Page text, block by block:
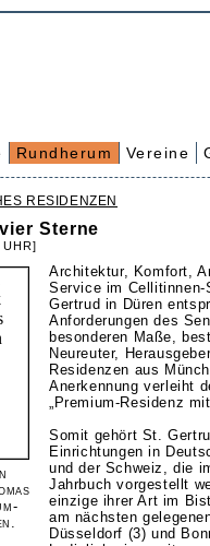
Rundherum Vereine
RESIDENZEN
Sterne
UHR]
Architektur, Komfort,
Service im Cellitinnen-
Gertrud in Düren
Anforderungen des
besonderen Maße,
Neureuter,
Residenzen aus
Anerkennung verleiht
„Premium-Residenz
Somit gehört St.
Einrichtungen in
und der Schweiz, die
Jahrbuch vorgestellt
einzige ihrer Art im
am nächsten
Düsseldorf (3) und